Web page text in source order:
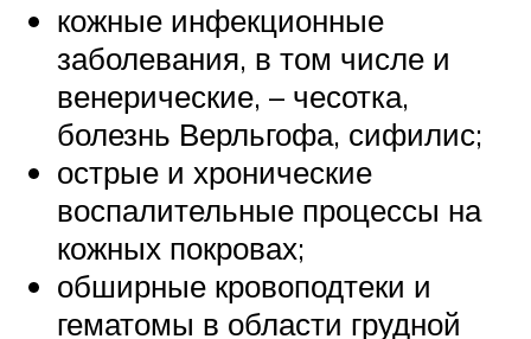
кожные инфекционные
заболевания, в том числе и
венерические, – чесотка,
болезнь Верльгофа, сифилис;
острые и хронические
воспалительные процессы на
кожных покровах;
обширные кровоподтеки и
гематомы в области грудной